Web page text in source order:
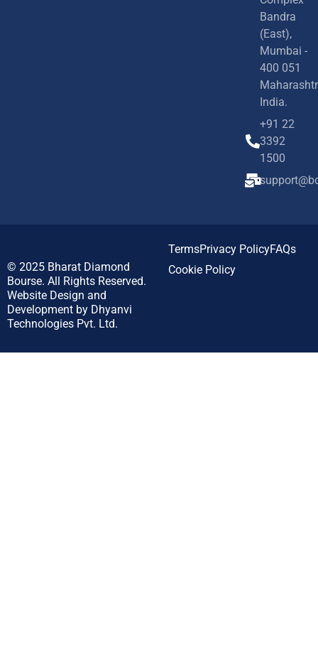
Bandra
(East),
Mumbai -
400 051
India.
+91 22
3392
1500
© 2025 Bharat Diamond
Bourse. All Rights Reserved.
Website Design and
Development by Dhyanvi
Technologies Pvt. Ltd.
TermsPrivacy PolicyFAQs
Cookie Policy